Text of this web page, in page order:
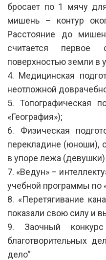
бросает по 1 мячу
мишень – контур
Расстояние до
считается первое
поверхностью земли в
4. Медицинская
неотложной
5. Топографическая
«География»);
6. Физическая
перекладине (юноши),
в упоре лежа (девушки)
7. «Ведун» –
учебной программы по
8. «Перетягивание
показали свою силу и
9. Заочный
благотворительных
дело”